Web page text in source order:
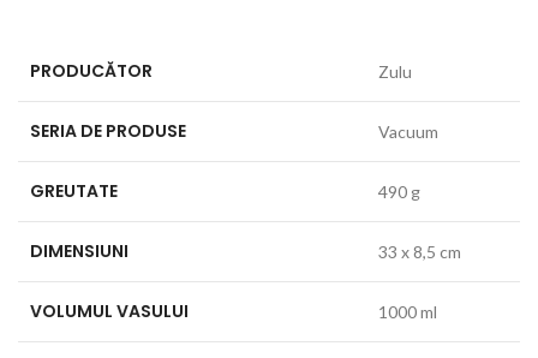
PRODUCĂTOR Zulu
SERIA DE PRODUSE Vacuum
GREUTATE 490 g
DIMENSIUNI 33 x 8,5 cm
VOLUMUL VASULUI 1000 ml